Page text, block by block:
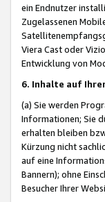
ein Endnutzer
Zugelassenen
Viera Cast oder
Entwicklung von
6. Inhalte auf
(a) Sie werden
Informationen; Sie
erhalten bleiben
Kürzung nicht
auf eine
Bannern); ohne
Besucher Ihrer